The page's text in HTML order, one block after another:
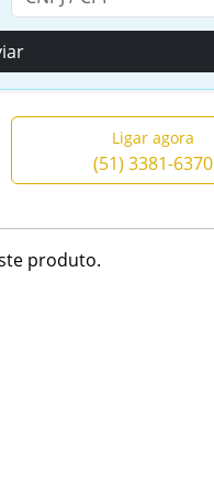
Ligar agora
(51) 3381-6370
produto.